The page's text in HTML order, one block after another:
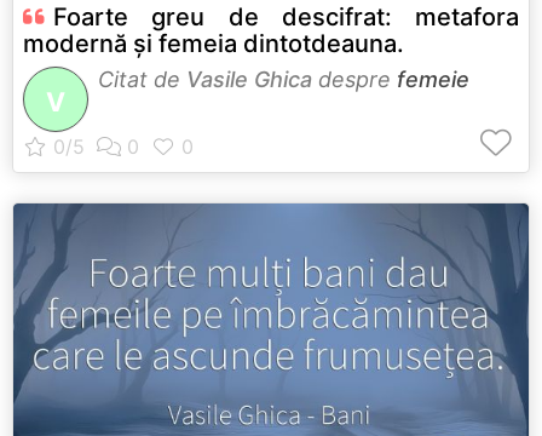
Foarte greu de descifrat: metafora
modernă și femeia dintotdeauna.
V
Citat de Vasile Ghica despre femeie